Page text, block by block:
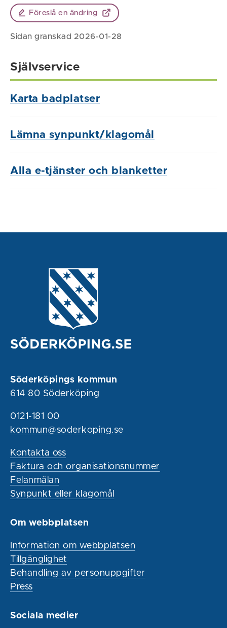
Föreslå en ändring
Sidan granskad 2026-01-28
Självservice
Karta badplatser
Lämna synpunkt/klagomål
Alla e-tjänster och blanketter
Söderköpings kommun
614 80 Söderköping
0121-181 00
kommun@soderkoping.se
Kontakta oss
Faktura och organisationsnummer
Felanmälan
Synpunkt eller klagomål
Om webbplatsen
Information om webbplatsen
Tillgänglighet
Behandling av personuppgifter
Press
Sociala medier